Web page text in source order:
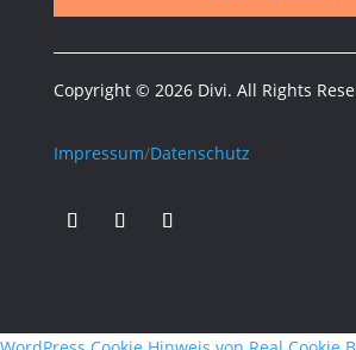
Copyright © 2026 Divi. All Rights
Impressum/Datenschutz